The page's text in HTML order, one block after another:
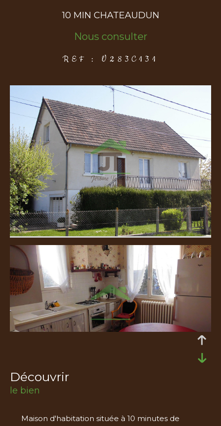
10 MIN CHATEAUDUN
Nous consulter
REF : V283C131
découvrir
le bien
Maison d'habitation située à 10 minutes de